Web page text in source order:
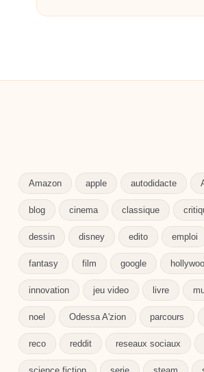
Amazon apple autodidacte
blog cinema classique
dessin disney edito emploi
fantasy film google
innovation jeu video livre
noel Odessa A'zion parcours
reco reddit reseaux sociaux